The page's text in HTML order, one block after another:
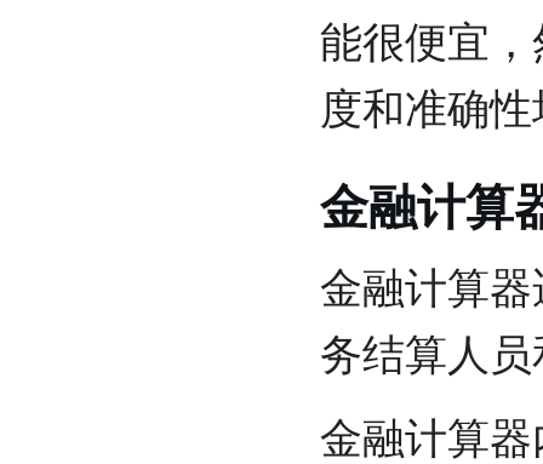
能很便宜
度和准确
金融计算
金融计算
务结算人
金融计算